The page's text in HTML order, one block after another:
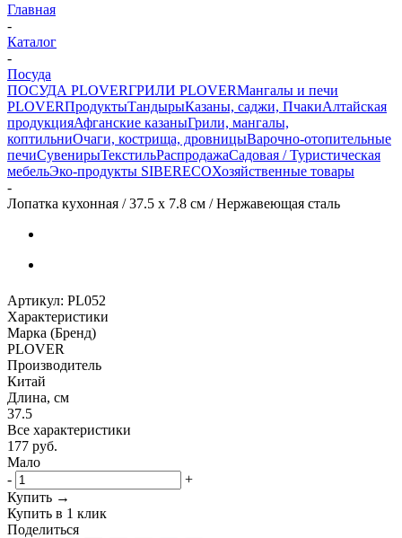
Главная
-
Каталог
-
Посуда
ПОСУДА PLOVERГРИЛИ PLOVERМангалы и печи
PLOVERПродуктыТандырыКазаны, саджи, ПчакиАлтайская
продукцияАфганские казаныГрили, мангалы,
коптильниОчаги, кострища, дровницыВарочно-отопительные
печиСувенирыТекстильРаспродажаСадовая / Туристическая
мебельЭко-продукты SIBERECOХозяйственные товары
-
Лопатка кухонная / 37.5 х 7.8 см / Нержавеющая сталь
Артикул: PL052
Характеристики
Марка (Бренд)
PLOVER
Производитель
Китай
Длина, см
37.5
Все характеристики
177 руб.
Мало
-
+
Купить →
Купить в 1 клик
Поделиться